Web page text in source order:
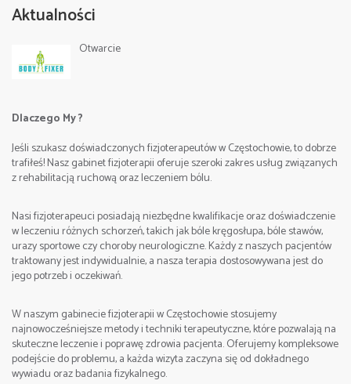
16:00,
Miejsce:
Częstochowa , Poland
tel. +48 512 263 099 Sebastian
e-mail:
Aktualności
Otwarcie
Dlaczego My ?
Jeśli szukasz doświadczonych fizjoterapeutów w Częstochowie, to dobrze
trafiłeś! Nasz gabinet fizjoterapii oferuje szeroki zakres usług związanych
z rehabilitacją ruchową oraz leczeniem bólu.
Nasi fizjoterapeuci posiadają niezbędne kwalifikacje oraz doświadczenie
w leczeniu różnych schorzeń, takich jak bóle kręgosłupa, bóle stawów,
urazy sportowe czy choroby neurologiczne. Każdy z naszych pacjentów
traktowany jest indywidualnie, a nasza terapia dostosowywana jest do
jego potrzeb i oczekiwań.
W naszym gabinecie fizjoterapii w Częstochowie stosujemy
najnowocześniejsze metody i techniki terapeutyczne, które pozwalają na
skuteczne leczenie i poprawę zdrowia pacjenta. Oferujemy kompleksowe
podejście do problemu, a każda wizyta zaczyna się od dokładnego
wywiadu oraz badania fizykalnego.